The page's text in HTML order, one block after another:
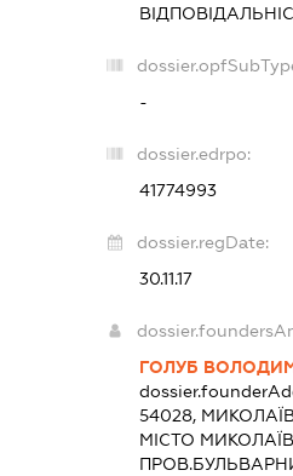
-
dossier.edrpo:
41774993
dossier.regDate:
30.11.17
ГОЛУБ
54028,
МІСТО